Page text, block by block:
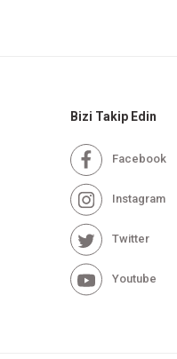
Bizi Takip Edin
Facebook
Instagram
Twitter
Youtube